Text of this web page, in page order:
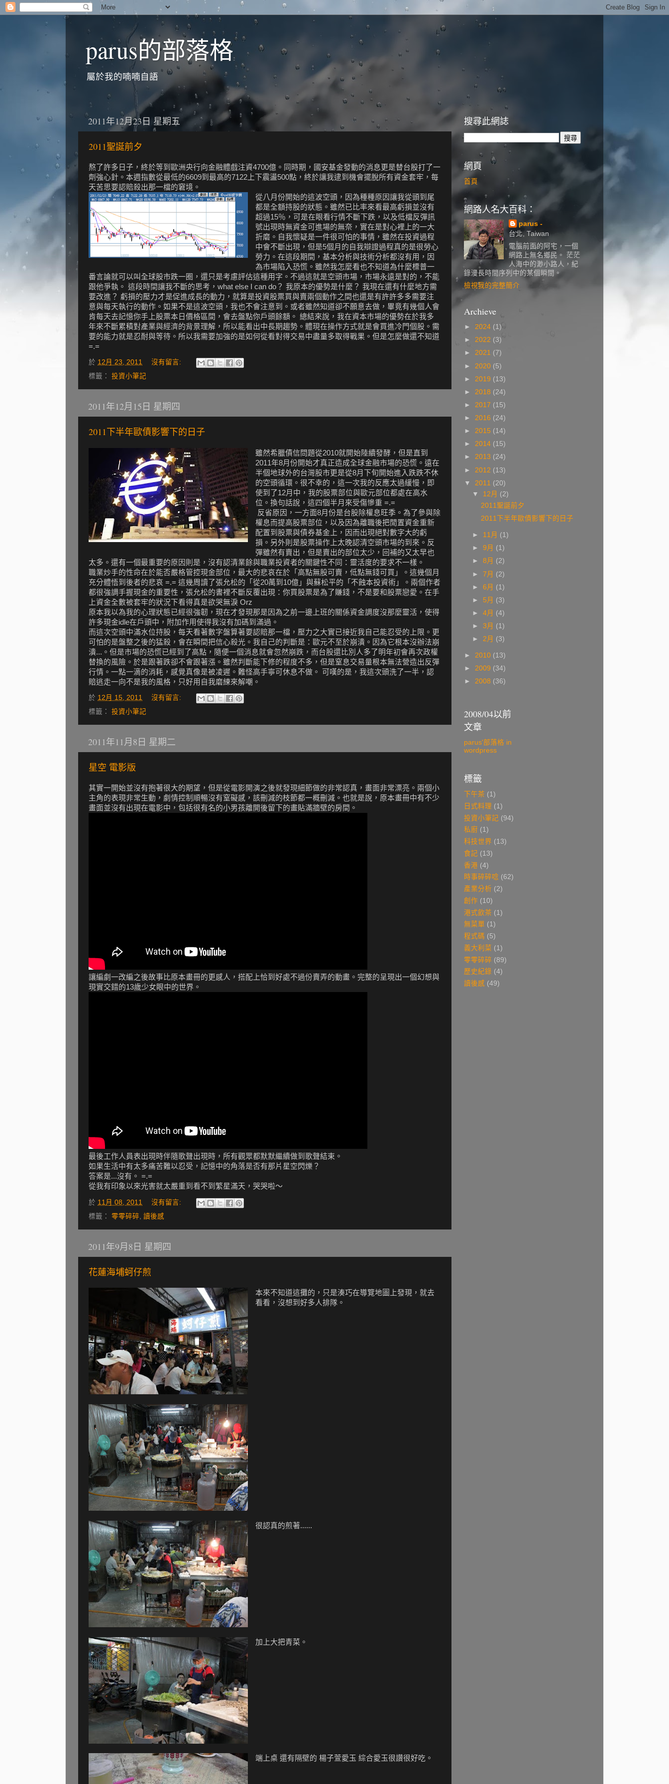
parus的部落格
屬於我的喃喃自語
2011年12月23日 星期五
2011聖誕前夕
熬了許多日子，終於等到歐洲央行向金融體戲注資4700億。同時期，國安基金發動的消息更是替台股打了一
劑強心針。本週指數從最低的6609到最高的7122上下震盪500點，終於讓我逮到機會擺脫所有資金套牢，每
天苦思要認賠殺出那一檔的窘境。
從八月份開始的這波空頭，因為種種原因讓我從頭到尾
都是全額持股的狀態。雖然已比率來看最高虧損並沒有
超過15％，可是在眼看行情不斷下跌，以及低檔反彈訊
號出現時無資金可進場的無奈，實在是對心裡上的一大
折磨。自我懷疑是一件很可怕的事情，雖然在投資過程
中會不斷出現，但是5個月的自我辯證過程真的是很勞心
勞力。在這段期間，基本分析與技術分析都沒有用，因
為市場陷入恐慌。雖然我怎麼看也不知道為什麼標普一
番言論就可以叫全球股市跌一圈，還只是考慮評估這種用字。不過這就是空頭市場，市場永遠是對的，不能
跟他爭執。 這段時間讓我不斷的思考，what else I can do？ 我原本的優勢是什麼？ 我現在還有什麼地方需
要改進？ 虧損的壓力才是促進成長的動力，就算是投資股票買與賣兩個動作之間也還是有許許多多需要注
意與每天執行的動作。如果不是這波空頭，我也不會注意到。或者雖然知道卻不願意去做，畢竟有幾個人會
肯每天去記憶你手上股票本日價格區間，會去盤點你戶頭餘額。 總結來說，我在資本市場的優勢在於我多
年來不斷累積對產業與經濟的背景理解，所以能看出中長期趨勢。體現在操作方式就是會買進冷門個股。需
要的能力就是忍耐與等待。所以我需要加強的是如何從看對得交易中盡量多取得戰果。但是怎麼做還不知道
=.=
於 12月 23, 2011
沒有留言:
標籤： 投資小筆記
2011年12月15日 星期四
2011下半年歐債影響下的日子
雖然希臘債信問題從2010就開始陸續發酵，但是直到
2011年8月份開始才真正造成全球金融市場的恐慌。遠在
半個地球外的台灣股市更是從8月下旬開始進入跌跌不休
的空頭循環。很不幸的，這一次我的反應太過緩慢，即
使到了12月中，我的股票部位與歐元部位都處在高水
位。換句話說，這四個半月來受傷慘重 =.=
反省原因，一方面8月份是台股除權息旺季。為了參與除
權息而提高股票部位，以及因為離職後把閒置資金重新
配置到股票與債券基金上，因而出現絕對數字大的虧
損。另外則是股票操作上太晚認清空頭市場的到來。反
彈雖然有賣出，但是賣出的部位太少，回補的又太早也
太多。還有一個最重要的原因則是，沒有認清業餘與職業投資者的關鍵性不同：靈活度的要求不一樣。
職業炒手的性命在於能否嚴格管控現金部位，最大的悲哀在於「高點無股可賣，低點無錢可買」。這幾個月
充分體悟到後者的悲哀 =.= 這幾周讀了張允松的「從20萬到10億」與蘇松平的「不蝕本投資術」。兩個作者
都很強調手握現金的重要性，張允松的書裡不斷反覆出現：你買股票是為了賺錢，不是要和股票戀愛。在手
上資金全數被套牢的狀況下看得真是欲哭無淚 Orz
原本我以為我的心理狀態已經很強韌，現在才發現那是因為之前一邊上班的關係資金調度沒那麼靈活，使得
許多現金idle在戶頭中，附加作用使得我沒有加碼到滿過。
而這次空頭中滿水位持股，每天看著數字盤算著要認賠那一檔，壓力之大實已接近我自己能忍受的上限。更
可怕的是盤整之後的猛殺，會在瞬間把信心殺光。我自己的判斷是：歐元不至於崩潰。因為它根本沒辦法崩
潰...。但是市場的恐慌已經到了高點，隨便一個消息就會忽然崩跌，而台股還比別人多了明年初會再次政權
替換的風險。於是跟著跌卻不會跟著漲。雖然判斷能下修的程度不多，但是窒息交易量根本無法營造出反彈
行情。一點一滴的消耗，感覺真像是被凌遲。難怪高手寧可休息不做。 可嘆的是，我這次頭洗了一半，認
賠逃走一向不是我的風格，只好用自我磨練來解嘲。
於 12月 15, 2011
沒有留言:
標籤： 投資小筆記
2011年11月8日 星期二
星空 電影版
其實一開始並沒有抱著很大的期望，但是從電影開演之後就發現細節做的非常認真，畫面非常漂亮。兩個小
主角的表現非常生動，劇情控制順暢沒有窒礙感，該刪減的枝節都一概刪減。也就是說，原本畫冊中有不少
畫面並沒有出現在電影中，包括很有名的小男孩離開後留下的畫貼滿牆壁的房間。
讓編劇一改編之後故事比原本畫冊的更感人，搭配上恰到好處不過份賣弄的動畫。完整的呈現出一個幻想與
現實交錯的13歲少女眼中的世界。
最後工作人員表出現時伴隨歌聲出現時，所有觀眾都默默繼續做到歌聲結束。
如果生活中有太多痛苦難以忍受，記憶中的角落是否有那片星空閃爍？
答案是...沒有。 =.=
從我有印象以來光害就太嚴重到看不到繁星滿天，哭哭啦～
於 11月 08, 2011
沒有留言:
標籤： 零零碎碎 讀後感
2011年9月8日 星期四
花蓮海埔蚵仔煎
本來不知道這攤的，只是湊巧在導覽地圖上發現，就去
看看，沒想到好多人排隊。
很認真的煎著......
加上大把青菜。
端上桌 還有隔壁的 楊子萱愛玉 綜合愛玉很讚很好吃。
搜尋此網誌
網頁
首頁
網路人名大百科：
parus -
台北, Taiwan
電腦前面的阿宅，一個
網路上無名鄉民。 茫茫
人海中的渺小路人，紀
錄漫長時間序列中的某個瞬間。
檢視我的完整簡介
Archieve
► 2024 (1)
► 2022 (3)
► 2021 (7)
► 2020 (5)
► 2019 (13)
► 2018 (24)
► 2017 (15)
► 2016 (24)
► 2015 (14)
► 2014 (15)
► 2013 (24)
► 2012 (13)
▼ 2011 (20)
▼ 12月 (2)
2011聖誕前夕
2011下半年歐債影響下的日子
► 11月 (1)
►9月 (1)
►8月 (2)
►7月 (2)
►6月 (1)
► 5月 (3)
►4月 (4)
►3月 (1)
►2月 (3)
► 2010 (13)
► 2009 (34)
► 2008 (36)
2008/04以前
文章
parus'部落格 in
wordpress
標籤
下午茶 (1)
日式料理 (1)
投資小筆記 (94)
私廚 (1)
科技世界 (13)
食記 (13)
香港 (4)
時事碎碎唸 (62)
產業分析 (2)
創作 (10)
港式飲茶 (1)
無菜單 (1)
程式碼 (5)
義大利菜 (1)
零零碎碎 (89)
歷史紀錄 (4)
讀後感 (49)